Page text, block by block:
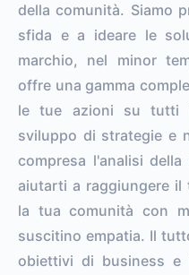
della comunità. Siamo
sfida e a ideare le
marchio, nel minor
offre una gamma
le tue azioni su tutti
sviluppo di strategie e
compresa l'analisi
aiutarti a raggiungere
la tua comunità con
suscitino empatia. Il
obiettivi di business